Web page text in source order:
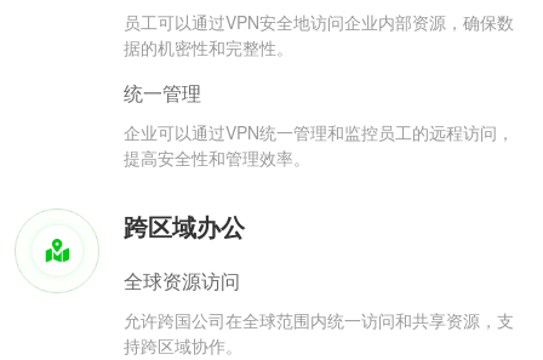
员工可以通过VPN安全地访问企业内部资源，确保数
据的机密性和完整性。
统一管理
企业可以通过VPN统一管理和监控员工的远程访问，
提高安全性和管理效率。
跨区域办公
全球资源访问
允许跨国公司在全球范围内统一访问和共享资源，支
持跨区域协作。